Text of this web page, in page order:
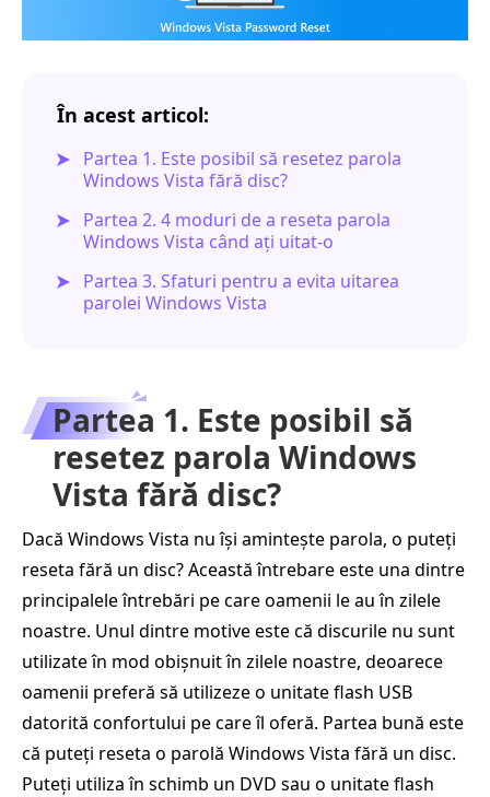
În acest articol:
Partea 1. Este posibil să resetez parola
Windows Vista fără disc?
Partea 2. 4 moduri de a reseta parola
Windows Vista când ați uitat-o
Partea 3. Sfaturi pentru a evita uitarea
parolei Windows Vista
Partea 1. Este posibil să
resetez parola Windows
Vista fără disc?
Dacă Windows Vista nu își amintește parola, o puteți
reseta fără un disc? Această întrebare este una dintre
principalele întrebări pe care oamenii le au în zilele
noastre. Unul dintre motive este că discurile nu sunt
utilizate în mod obișnuit în zilele noastre, deoarece
oamenii preferă să utilizeze o unitate flash USB
datorită confortului pe care îl oferă. Partea bună este
că puteți reseta o parolă Windows Vista fără un disc.
Puteți utiliza în schimb un DVD sau o unitate flash